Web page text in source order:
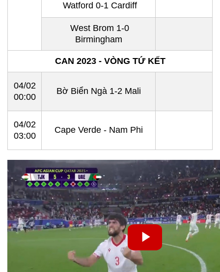
Watford 0-1 Cardiff
West Brom 1-0
Birmingham
CAN 2023 - VÒNG TỨ KẾT
04/02
00:00
Bờ Biển Ngà 1-2 Mali
04/02
03:00
Cape Verde - Nam Phi